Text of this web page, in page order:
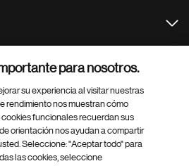
para nosotros.
su experiencia al visitar nuestras
rendimiento nos muestran cómo
cookies funcionales recuerdan sus
orientación nos ayudan a compartir
Seleccione: "Aceptar todo" para
las cookies, seleccione